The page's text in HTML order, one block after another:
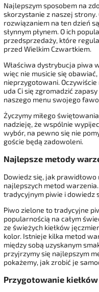
Najlepszym sposobem na
skorzystanie z naszej
rozwiązaniem na ten dzień
słynnym płynem. O ich
przedsprzedaży, które
przed Wielkim Czwartkiem.
Właściwa dystrybucja piwa
więc nie musicie się
nieprzygotowani.
uda Ci się zgromadzić
naszego menu swojego
Życzymy miłego
nadzieję, że wspólnie
wybór, na pewno się nie
goście będą zadowoleni.
Najlepsze metody
Dowiedz się, jak
najlepszych metod
tradycyjnym piwie i dowiedz
Piwo zielone to tradycyjne
popularnością na całym
ze świeżych kiełków
kolor. Istnieje kilka metod
między sobą uzyskanym
przyjrzymy się najlepszym
pokażemy, jak zrobić je
Przygotowanie